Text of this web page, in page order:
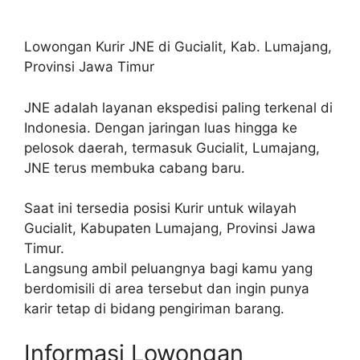
Lowongan Kurir JNE di Gucialit, Kab. Lumajang,
Provinsi Jawa Timur
JNE adalah layanan ekspedisi paling terkenal di
Indonesia. Dengan jaringan luas hingga ke
pelosok daerah, termasuk Gucialit, Lumajang,
JNE terus membuka cabang baru.
Saat ini tersedia posisi Kurir untuk wilayah
Gucialit, Kabupaten Lumajang, Provinsi Jawa
Timur.
Langsung ambil peluangnya bagi kamu yang
berdomisili di area tersebut dan ingin punya
karir tetap di bidang pengiriman barang.
Informasi Lowongan